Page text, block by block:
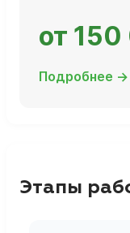
от
Подробнее →
Этапы